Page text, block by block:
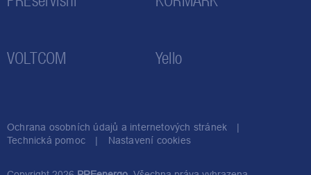
VOLTCOM Yello
Ochrana osobních údajů a internetových stránek
Technická pomoc
Nastavení cookies